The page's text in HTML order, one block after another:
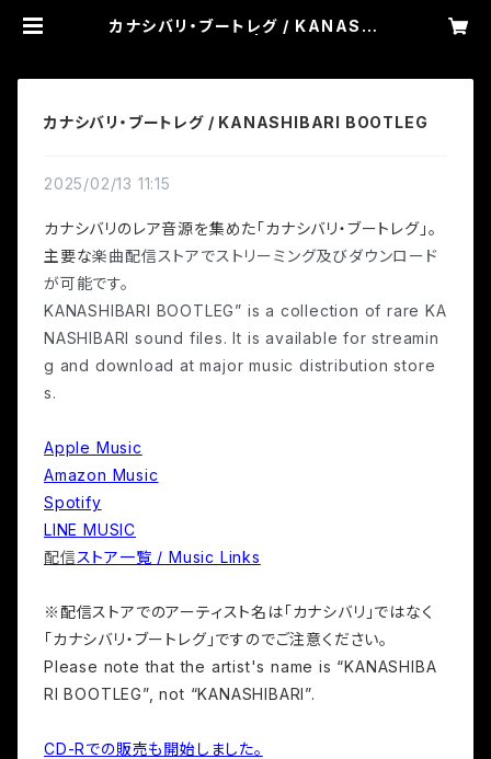
カナシバリ・ブートレグ / KANASHI
カナシバリ・ブートレグ / KANASHIBARI BOOTLEG
2025/02/13 11:15
カナシバリのレア音源を集めた「カナシバリ・ブートレグ」。
主要な楽曲配信ストアでストリーミング及びダウンロード
が可能です。
KANASHIBARI BOOTLEG” is a collection of rare KA
NASHIBARI sound files. It is available for streamin
g and download at major music distribution store
s.
Apple Music
Amazon Music
Spotify
LINE MUSIC
配信ストア一覧 / Music Links
※配信ストアでのアーティスト名は「カナシバリ」ではなく
「カナシバリ・ブートレグ」ですのでご注意ください。
Please note that the artist's name is “KANASHIBA
RI BOOTLEG”, not “KANASHIBARI”.
CD-Rでの販売も開始しました。